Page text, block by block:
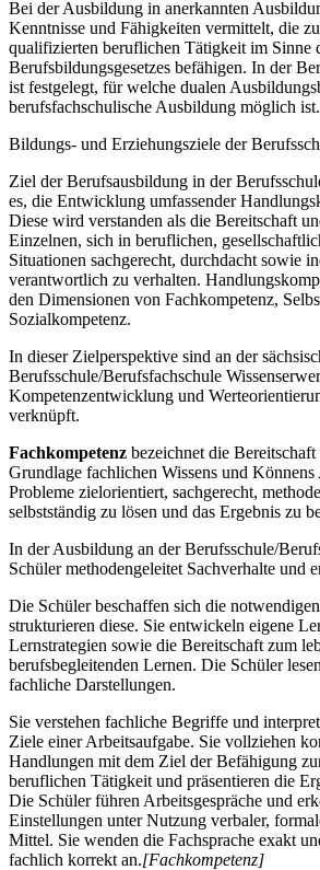
Bei der Ausbildung in anerkannten
Kenntnisse und Fähigkeiten vermittelt, die
qualifizierten beruflichen Tätigkeit im Sinne
Berufsbildungsgesetzes befähigen. In der
ist festgelegt, für welche dualen
berufsfachschulische Ausbildung möglich ist.
Bildungs- und Erziehungsziele der
Ziel der Berufsausbildung in der
es, die Entwicklung umfassender
Diese wird verstanden als die Bereitschaft
Einzelnen, sich in beruflichen,
Situationen sachgerecht, durchdacht sowie
verantwortlich zu verhalten.
den Dimensionen von Fachkompetenz,
Sozialkompetenz.
In dieser Zielperspektive sind an der
Berufsschule/Berufsfachschule
Kompetenzentwicklung und
verknüpft.
Fachkompetenz bezeichnet die
Grundlage fachlichen Wissens und
Probleme zielorientiert, sachgerecht,
selbstständig zu lösen und das Ergebnis zu
In der Ausbildung an der Berufsschule/
Schüler methodengeleitet Sachverhalte und
Die Schüler beschaffen sich die
strukturieren diese. Sie entwickeln eigene
Lernstrategien sowie die Bereitschaft zum
berufsbegleitenden Lernen. Die Schüler
fachliche Darstellungen.
Sie verstehen fachliche Begriffe und
Ziele einer Arbeitsaufgabe. Sie vollziehen
Handlungen mit dem Ziel der Befähigung
beruflichen Tätigkeit und präsentieren die
Die Schüler führen Arbeitsgespräche und
Einstellungen unter Nutzung verbaler,
Mittel. Sie wenden die Fachsprache exakt
fachlich korrekt an.[Fachkompetenz]